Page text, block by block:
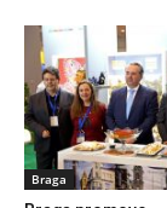
Braga